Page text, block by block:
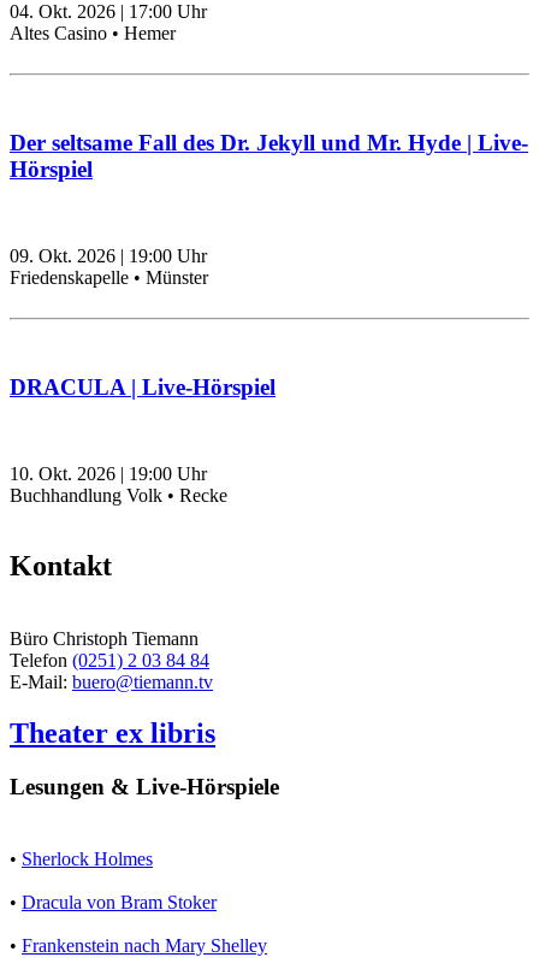
04. Okt. 2026 | 17:00 Uhr
Altes Casino • Hemer
Der seltsame Fall des Dr. Jekyll und Mr. Hyde | Live-
Hörspiel
09. Okt. 2026 | 19:00 Uhr
Friedenskapelle • Münster
DRACULA | Live-Hörspiel
10. Okt. 2026 | 19:00 Uhr
Buchhandlung Volk • Recke
Kontakt
Büro Christoph Tiemann
Telefon (0251) 2 03 84 84
E-Mail: buero@tiemann.tv
Theater ex libris
Lesungen & Live-Hörspiele
• Sherlock Holmes
• Dracula von Bram Stoker
• Frankenstein nach Mary Shelley